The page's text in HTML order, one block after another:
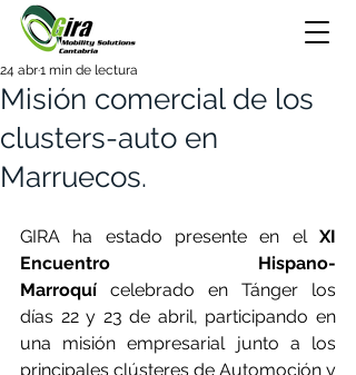
Misión comercial de los
clusters-auto en
Marruecos.
24 abr1 min de lectura
GIRA ha estado presente en el XI
Encuentro Hispano-
Marroquí celebrado en Tánger los
días 22 y 23 de abril, participando en
una misión empresarial junto a los
principales clústeres de Automoción y